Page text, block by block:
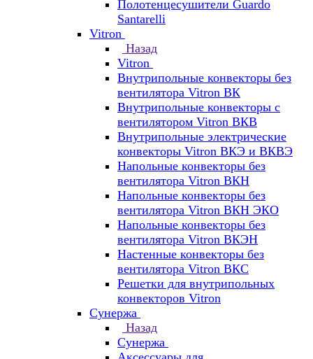
Полотенцесушители Guardo
Santarelli
Vitron
Назад
Vitron
Внутрипольные конвекторы без
вентилятора Vitron ВК
Внутрипольные конвекторы с
вентилятором Vitron ВКВ
Внутрипольные электрические
конвекторы Vitron ВКЭ и ВКВЭ
Напольные конвекторы без
вентилятора Vitron ВКН
Напольные конвекторы без
вентилятора Vitron ВКН ЭКО
Напольные конвекторы без
вентилятора Vitron ВКЭН
Настенные конвекторы без
вентилятора Vitron ВКС
Решетки для внутрипольных
конвекторов Vitron
Сунержа
Назад
Сунержа